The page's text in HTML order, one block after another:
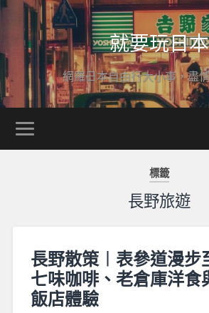
就要玩日本
網羅日本自由行大小事，盡
標籤
長野旅遊
長野散策︱表參道漫步
七味咖啡、老倉庫洋食
飯店體驗